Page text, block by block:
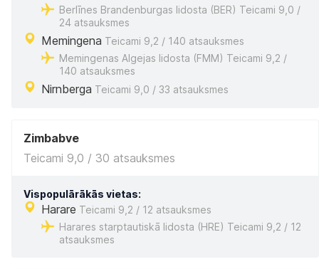
Berlīnes Brandenburgas lidosta (BER) Teicami 9,0 /
24 atsauksmes
Memingena Teicami 9,2 / 140 atsauksmes
Memingenas Algejas lidosta (FMM) Teicami 9,2 /
140 atsauksmes
Nirnberga Teicami 9,0 / 33 atsauksmes
Zimbabve
Teicami 9,0 / 30 atsauksmes
Vispopulārākās vietas:
Harare Teicami 9,2 / 12 atsauksmes
Harares starptautiskā lidosta (HRE) Teicami 9,2 / 12
atsauksmes